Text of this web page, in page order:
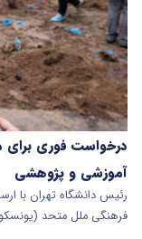
درخواست فوری
آموزشی و پژوهشی
رئیس دانشگاه تهران با
فرهنگی ملل متحد